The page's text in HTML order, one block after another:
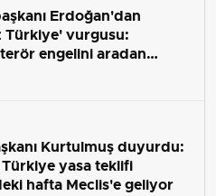
Erdoğan'dan
Türkiye' vurgusu:
engelini aradan
Kurtulmuş duyurdu:
yasa teklifi
hafta Meclis'e geliyor